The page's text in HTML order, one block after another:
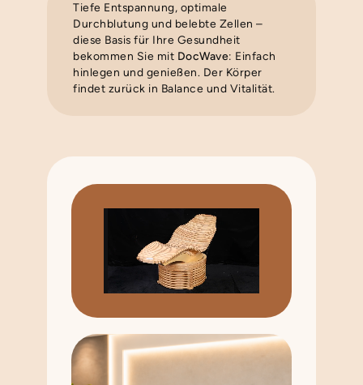
Tiefe Entspannung, optimale
Durchblutung und belebte Zellen –
diese Basis für Ihre Gesundheit
bekommen Sie mit DocWave: Einfach
hinlegen und genießen. Der Körper
findet zurück in Balance und Vitalität.